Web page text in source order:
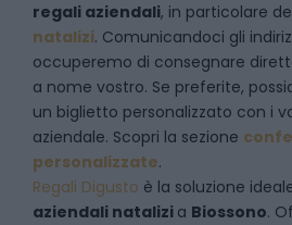
regali aziendali, in particolare
natalizi. Comunicandoci gli
occuperemo di consegnare
a nome vostro. Se preferite,
un biglietto personalizzato con i
aziendale. Scopri la sezione
personalizzate.
Regali Digusto è la soluzione
aziendali natalizi a Biossono.